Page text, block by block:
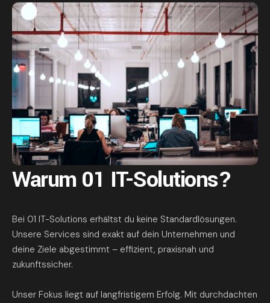
Warum 01 IT-Solutions?
Bei 01 IT-Solutions erhältst du keine Standardlösungen.
Unsere Services sind exakt auf dein Unternehmen und
deine Ziele abgestimmt – effizient, praxisnah und
zukunftssicher.
Unser Fokus liegt auf langfristigem Erfolg. Mit durchdachten